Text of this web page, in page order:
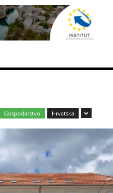
Gospodarstvo Hrvatska